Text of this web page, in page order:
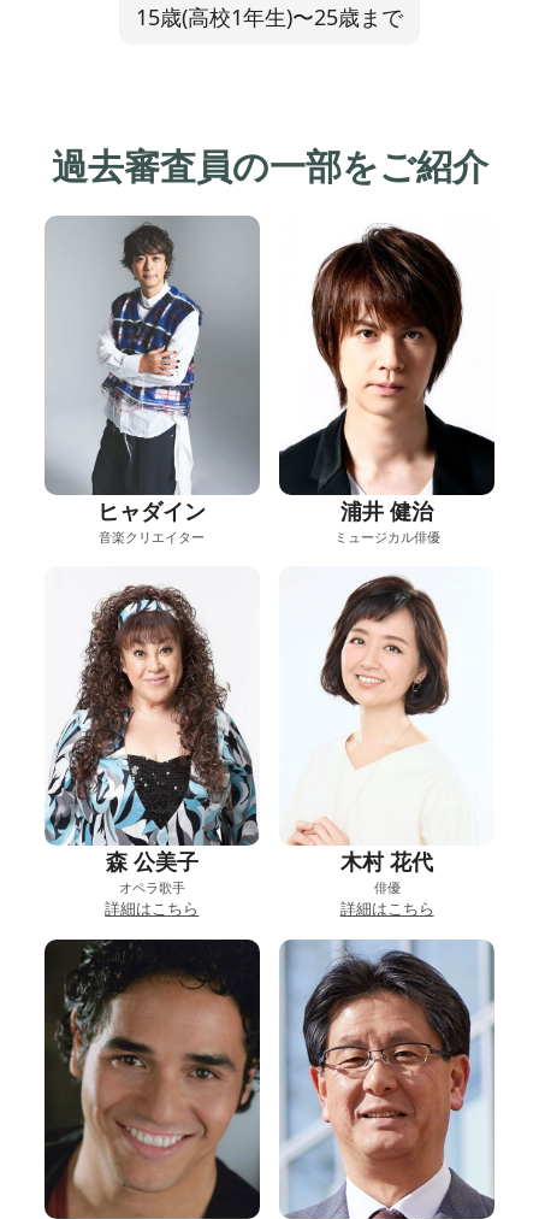
15歳(高校1年生)〜25歳まで
過去審査員の一部をご紹介
ヒャダイン
音楽クリエイター
浦井 健治
ミュージカル俳優
森 公美子
オペラ歌手
詳細はこちら
木村 花代
俳優
詳細はこちら